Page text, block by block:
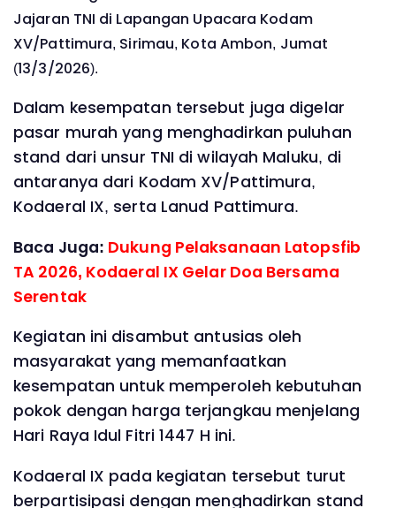
Jajaran TNI di Lapangan Upacara Kodam
XV/Pattimura, Sirimau, Kota Ambon, Jumat
(13/3/2026).
Dalam kesempatan tersebut juga digelar
pasar murah yang menghadirkan puluhan
stand dari unsur TNI di wilayah Maluku, di
antaranya dari Kodam XV/Pattimura,
Kodaeral IX, serta Lanud Pattimura.
Baca Juga: Dukung Pelaksanaan Latopsfib
TA 2026, Kodaeral IX Gelar Doa Bersama
Serentak
Kegiatan ini disambut antusias oleh
masyarakat yang memanfaatkan
kesempatan untuk memperoleh kebutuhan
pokok dengan harga terjangkau menjelang
Hari Raya Idul Fitri 1447 H ini.
Kodaeral IX pada kegiatan tersebut turut
berpartisipasi dengan menghadirkan stand